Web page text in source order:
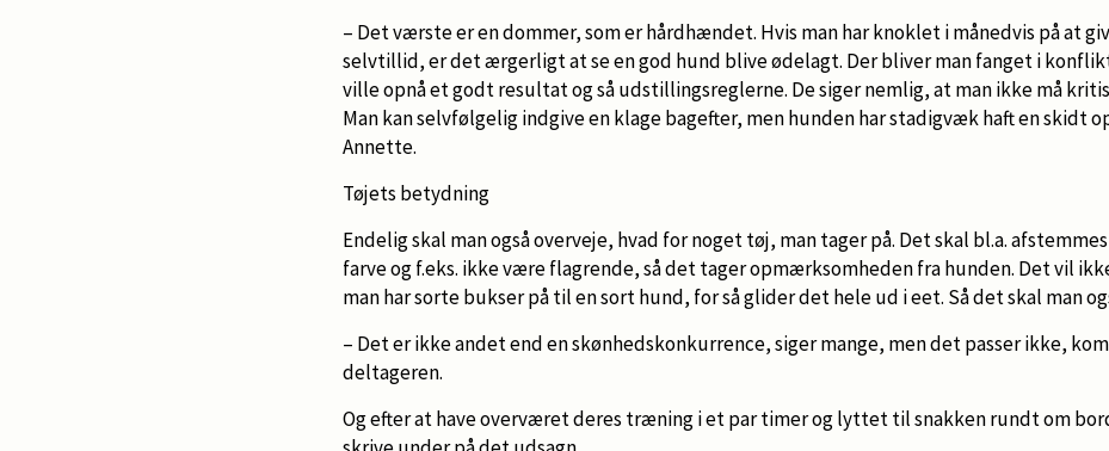
– Det værste er en dommer, som er hårdhændet. Hvis man har knoklet i månedvis på at
selvtillid, er det ærgerligt at se en god hund blive ødelagt. Der bliver man fanget i
ville opnå et godt resultat og så udstillingsreglerne. De siger nemlig, at man ikke må
Man kan selvfølgelig indgive en klage bagefter, men hunden har stadigvæk haft en skidt
Annette.
Tøjets betydning
Endelig skal man også overveje, hvad for noget tøj, man tager på. Det skal bl.a.
farve og f.eks. ikke være flagrende, så det tager opmærksomheden fra hunden. Det vil
man har sorte bukser på til en sort hund, for så glider det hele ud i eet. Så det skal man
– Det er ikke andet end en skønhedskonkurrence, siger mange, men det passer ikke,
deltageren.
Og efter at have overværet deres træning i et par timer og lyttet til snakken rundt om